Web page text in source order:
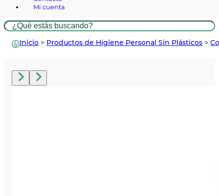
Mi cuenta
Buscar
Inicio > Productos de Higiene Personal Sin Plásticos >